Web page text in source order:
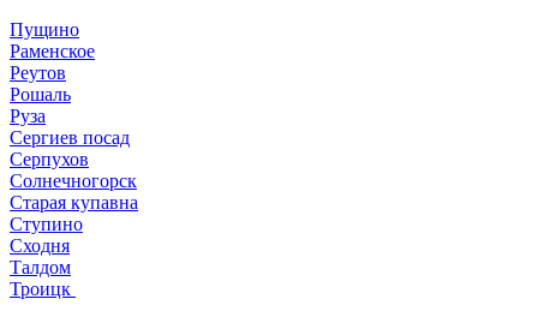
Пущино
Раменское
Реутов
Рошаль
Руза
Сергиев посад
Серпухов
Солнечногорск
Старая купавна
Ступино
Сходня
Талдом
Троицк